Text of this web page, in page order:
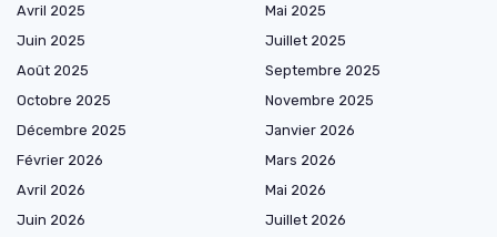
Avril 2025
Mai 2025
Juin 2025
Juillet 2025
Août 2025
Septembre 2025
Octobre 2025
Novembre 2025
Décembre 2025
Janvier 2026
Février 2026
Mars 2026
Avril 2026
Mai 2026
Juin 2026
Juillet 2026